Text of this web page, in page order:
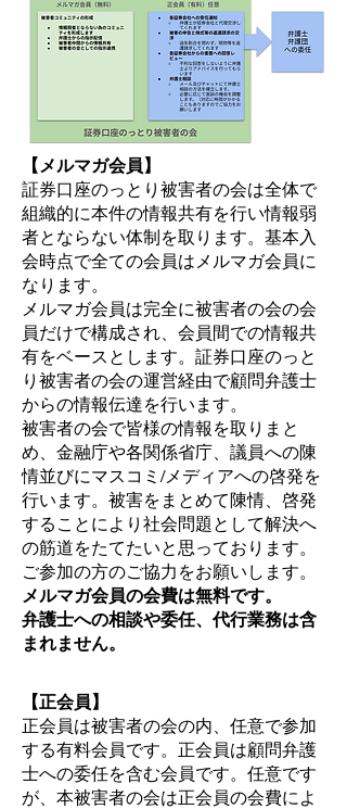
【メルマガ会員】
証券口座のっとり被害者の会は全体で
組織的に本件の情報共有を行い情報弱
者とならない体制を取ります。基本入
会時点で全ての会員はメルマガ会員に
なります。
メルマガ会員は完全に被害者の会の会
員だけで構成され、会員間での情報共
有をベースとします。証券口座のっと
り被害者の会の運営経由で顧問弁護士
からの情報伝達を行います。
被害者の会で皆様の情報を取りまと
め、金融庁や各関係省庁、議員への陳
情並びにマスコミ/メディアへの啓発を
行います。被害をまとめて陳情、啓発
することにより社会問題として解決へ
の筋道をたてたいと思っております。
ご参加の方のご協力をお願いします。
メルマガ会員の会費は無料です。
弁護士への相談や委任、代行業務は含
まれません。
【正会員】
正会員は被害者の会の内、任意で参加
する有料会員です。正会員は顧問弁護
士への委任を含む会員です。任意です
が、本被害者の会は正会員の会費によ